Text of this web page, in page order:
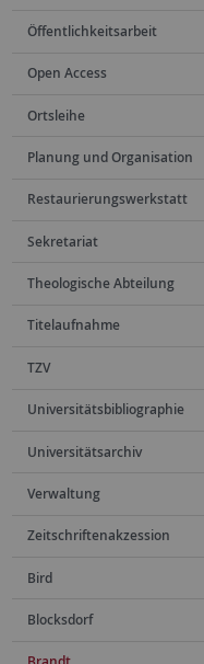
Öffentlichkeitsarbeit
Open Access
Ortsleihe
Planung und Organisation
Restaurierungswerkstatt
Sekretariat
Theologische Abteilung
Titelaufnahme
TZV
Universitätsbibliographie
Universitätsarchiv
Verwaltung
Zeitschriftenakzession
Bird
Blocksdorf